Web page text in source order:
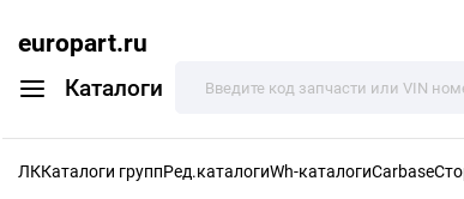
europart.ru
Каталоги
ЛККаталоги группРед.каталогиWh-каталогиCarbase